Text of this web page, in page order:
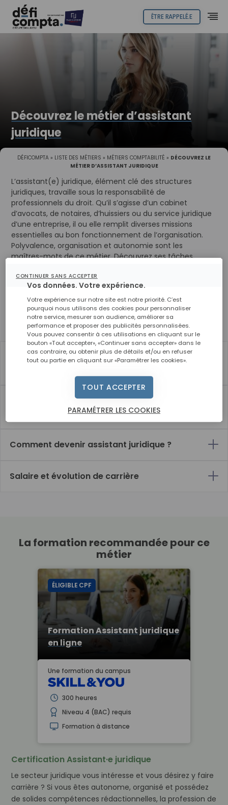
ÊTRE RAPPELÉ.E
DÉFICOMPTA » LISTE DES MÉTIERS » MÉTIERS COMPTABILITÉ » DÉCOUVREZ LE
MÉTIER D’ASSISTANT JURIDIQUE
Découvrez le métier d’assistant
juridique
L’assistant(e) juridique, élément clé des structures
juridiques, travaille sous la responsabilité de
professionnels du droit. Qu’il s’agisse d’un cabinet
d’avocats, de notaires, d’huissiers ou du service juridique
d’une entreprise, il ou elle remplit diverses missions
essentielles au bon fonctionnement de l’organisation.
Polyvalence, organisation et autonomie sont les
maîtres-mots de ce métier. Découvrez ses tâches,
En quoi consiste ce métier ?
Assistant juridique : tout ce qu'il faut savoir
Quelles sont les missions d'un assistant
Quelles sont les compétences et les qualités
Comment devenir assistant juridique ?
Salaire et évolution de carrière
La formation recommandée pour ce
métier
Formation Assistant juridique
en ligne
ÉLIGIBLE CPF
Une formation du campus
300 heures
Niveau 4 (BAC) requis
Formation à distance
Certification Assistant·e juridique
Le secteur juridique vous intéresse et vous désirez y faire
carrière ? Si vous êtes autonome, organisé et possédez
de solides compétences rédactionnelles, la profession de
CONTINUER SANS ACCEPTER
Vos données. Votre expérience.
Votre expérience sur notre site est notre priorité. C’est
pourquoi nous utilisons des cookies pour personnaliser
notre service, mesurer son audience, améliorer sa
performance et proposer des publicités personnalisées.
Vous pouvez consentir à ces utilisations en cliquant sur le
bouton «Tout accepter», «Continuer sans accepter» dans le
cas contraire, ou obtenir plus de détails et/ou en refuser
tout ou partie en cliquant sur «Paramétrer les cookies».
TOUT ACCEPTER
PARAMÉTRER LES COOKIES